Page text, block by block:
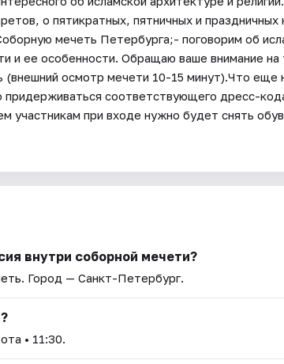
о пятикратных, пятничных и праздничных
мечеть Петербурга;- поговорим об
и ее особенности. Обращаю ваше внимание на
(внешний осмотр мечети 10-15 минут).Что еще
придерживаться соответствующего дресс-
участникам при входе нужно будет снять
внутри соборной мечети?
. Город — Санкт-Петербург.
• 11:30.